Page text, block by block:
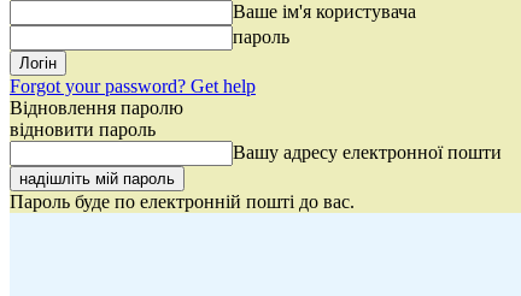
Ваше ім'я користувача
пароль
Forgot your password? Get help
Відновлення паролю
відновити пароль
Вашу адресу електронної пошти
Пароль буде по електронній пошті до вас.